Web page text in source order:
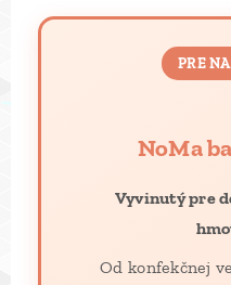
PRE
NoMa
Vyvinutý pre
📐 Od konfekčnej